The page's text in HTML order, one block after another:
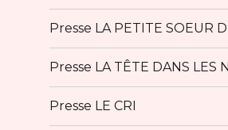
Presse LA PETITE SOEUR
Presse LA TÊTE DANS LES
Presse LE CRI